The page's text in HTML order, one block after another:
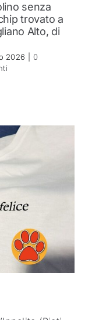
senza
trovato a
Alto, di
2026
0